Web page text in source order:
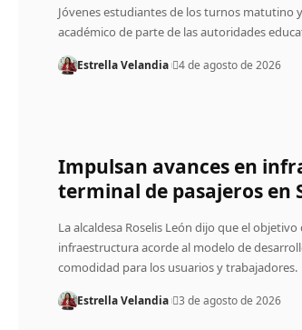
Jóvenes estudiantes de los turnos matutino
académico de parte de las autoridades
Estrella Velandia 4 de agosto de 2026
Impulsan avances en
terminal de pasajeros en
La alcaldesa Roselis León dijo que el
infraestructura acorde al modelo de
comodidad para los usuarios y trabajadores.
Estrella Velandia 3 de agosto de 2026